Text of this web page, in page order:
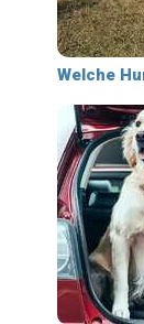
Welche